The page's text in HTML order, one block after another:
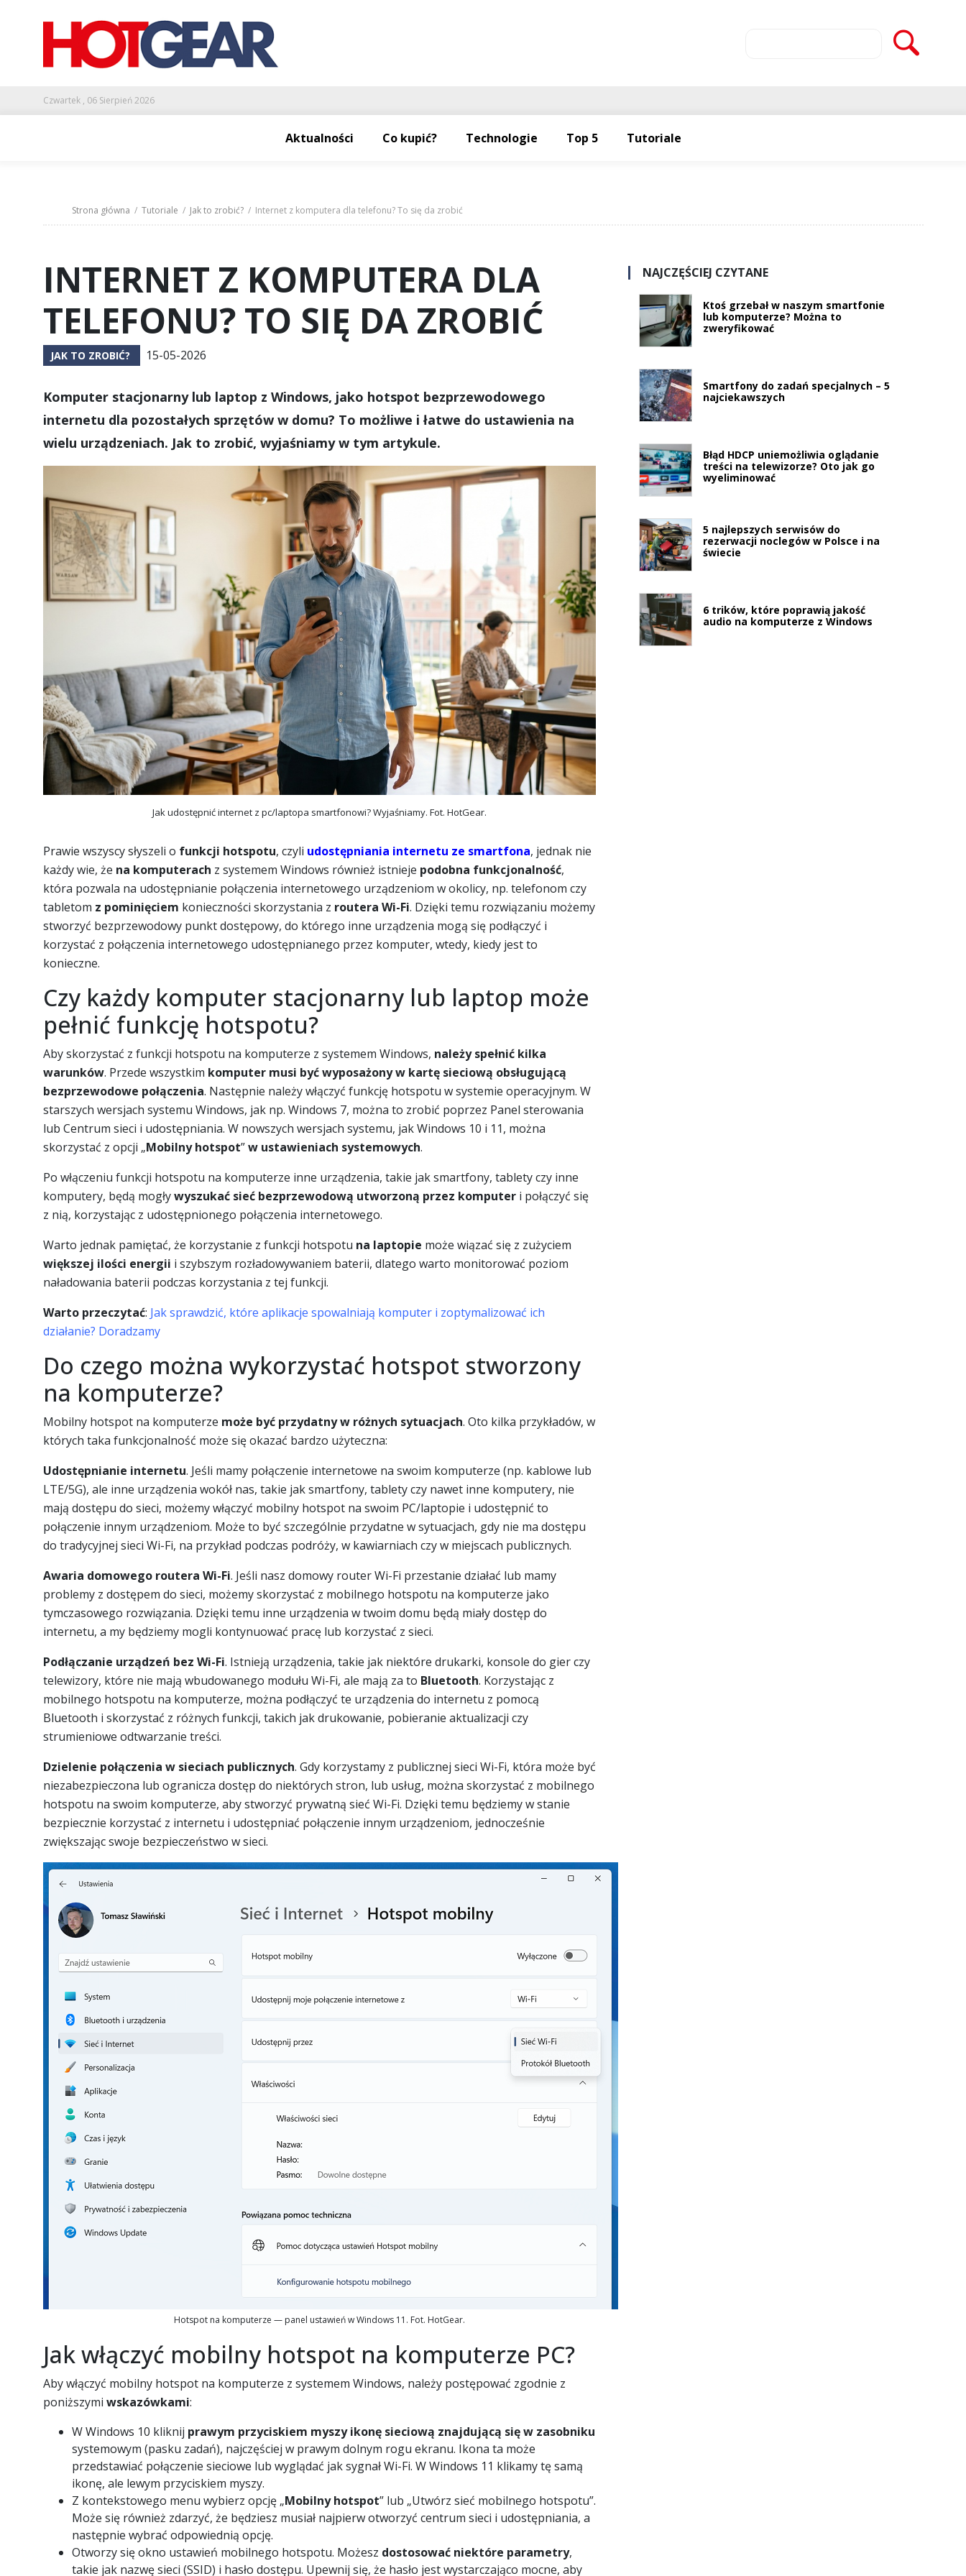
Czwartek , 06 Sierpień 2026
Aktualności Co kupić? Technologie Top 5 Tutoriale
Strona główna / Tutoriale / Jak to zrobić?/ Internet z komputera dla telefonu? To się da zrobić
INTERNET Z KOMPUTERA DLA
TELEFONU? TO SIĘ DA ZROBIĆ
JAK TO ZROBIĆ? 15-05-2026
Komputer stacjonarny lub laptop z Windows, jako hotspot bezprzewodowego
internetu dla pozostałych sprzętów w domu? To możliwe i łatwe do ustawienia na
wielu urządzeniach. Jak to zrobić, wyjaśniamy w tym artykule.
Jak udostępnić internet z pc/laptopa smartfonowi? Wyjaśniamy. Fot. HotGear.
Prawie wszyscy słyszeli o funkcji hotspotu, czyli udostępniania internetu ze smartfona, jednak nie
każdy wie, że na komputerach z systemem Windows również istnieje podobna funkcjonalność,
która pozwala na udostępnianie połączenia internetowego urządzeniom w okolicy, np. telefonom czy
tabletom z pominięciem konieczności skorzystania z routera Wi-Fi. Dzięki temu rozwiązaniu możemy
stworzyć bezprzewodowy punkt dostępowy, do którego inne urządzenia mogą się podłączyć i
korzystać z połączenia internetowego udostępnianego przez komputer, wtedy, kiedy jest to
konieczne.
Czy każdy komputer stacjonarny lub laptop może
pełnić funkcję hotspotu?
Aby skorzystać z funkcji hotspotu na komputerze z systemem Windows, należy spełnić kilka
warunków. Przede wszystkim komputer musi być wyposażony w kartę sieciową obsługującą
bezprzewodowe połączenia. Następnie należy włączyć funkcję hotspotu w systemie operacyjnym. W
starszych wersjach systemu Windows, jak np. Windows 7, można to zrobić poprzez Panel sterowania
lub Centrum sieci i udostępniania. W nowszych wersjach systemu, jak Windows 10 i 11, można
skorzystać z opcji „Mobilny hotspot”w ustawieniach systemowych.
Po włączeniu funkcji hotspotu na komputerze inne urządzenia, takie jak smartfony, tablety czy inne
komputery, będą mogływyszukać sieć bezprzewodową utworzoną przez komputeri połączyć się
z nią, korzystając z udostępnionego połączenia internetowego.
Warto jednak pamiętać, że korzystanie z funkcji hotspotu na laptopie może wiązać się z zużyciem
większej ilości energii i szybszym rozładowywaniem baterii, dlatego warto monitorować poziom
naładowania baterii podczas korzystania z tej funkcji.
Warto przeczytać: Jak sprawdzić, które aplikacje spowalniają komputer i zoptymalizować ich
działanie? Doradzamy
Do czego można wykorzystać hotspot stworzony
na komputerze?
Mobilny hotspot na komputerze może być przydatny w różnych sytuacjach. Oto kilka przykładów, w
których taka funkcjonalność może się okazać bardzo użyteczna:
Udostępnianie internetu. Jeśli mamy połączenie internetowe na swoim komputerze (np. kablowe lub
LTE/5G), ale inne urządzenia wokół nas, takie jak smartfony, tablety czy nawet inne komputery, nie
mają dostępu do sieci, możemy włączyć mobilny hotspot na swoim PC/laptopie i udostępnić to
połączenie innym urządzeniom. Może to być szczególnie przydatne w sytuacjach, gdy nie ma dostępu
do tradycyjnej sieci Wi-Fi, na przykład podczas podróży, w kawiarniach czy w miejscach publicznych.
Awaria domowego routera Wi-Fi. Jeśli nasz domowy router Wi-Fi przestanie działać lub mamy
problemy z dostępem do sieci, możemy skorzystać z mobilnego hotspotu na komputerze jako
tymczasowego rozwiązania. Dzięki temu inne urządzenia w twoim domu będą miały dostęp do
internetu, a my będziemy mogli kontynuować pracę lub korzystać z sieci.
Podłączanie urządzeń bez Wi-Fi. Istnieją urządzenia, takie jak niektóre drukarki, konsole do gier czy
telewizory, które nie mają wbudowanego modułu Wi-Fi, ale mają za to Bluetooth. Korzystając z
mobilnego hotspotu na komputerze, można podłączyć te urządzenia do internetu z pomocą
Bluetooth i skorzystać z różnych funkcji, takich jak drukowanie, pobieranie aktualizacji czy
strumieniowe odtwarzanie treści.
Dzielenie połączenia w sieciach publicznych. Gdy korzystamy z publicznej sieci Wi-Fi, która może być
niezabezpieczona lub ogranicza dostęp do niektórych stron, lub usług, można skorzystać z mobilnego
hotspotu na swoim komputerze, aby stworzyć prywatną sieć Wi-Fi. Dzięki temu będziemy w stanie
bezpiecznie korzystać z internetu i udostępniać połączenie innym urządzeniom, jednocześnie
zwiększając swoje bezpieczeństwo w sieci.
Hotspot na komputerze — panel ustawień w Windows 11. Fot. HotGear.
Jak włączyć mobilny hotspot na komputerze PC?
Aby włączyć mobilny hotspot na komputerze z systemem Windows, należy postępować zgodnie z
poniższymi wskazówkami:
W Windows 10 kliknij prawym przyciskiem myszy ikonę sieciową znajdującą się w zasobniku
systemowym (pasku zadań), najczęściej w prawym dolnym rogu ekranu. Ikona ta może
przedstawiać połączenie sieciowe lub wyglądać jak sygnał Wi-Fi. W Windows 11 klikamy tę samą
ikonę, ale lewym przyciskiem myszy.
Z kontekstowego menu wybierz opcję „Mobilny hotspot” lub „Utwórz sieć mobilnego hotspotu”.
Może się również zdarzyć, że będziesz musiał najpierw otworzyć centrum sieci i udostępniania, a
następnie wybrać odpowiednią opcję.
Otworzy się okno ustawień mobilnego hotspotu. Możesz dostosować niektóre parametry,
takie jak nazwę sieci (SSID) i hasło dostępu. Upewnij się, że hasło jest wystarczająco mocne, aby
NAJCZĘŚCIEJ CZYTANE
Ktoś grzebał w naszym smartfonie
lub komputerze? Można to
zweryfikować
Smartfony do zadań specjalnych – 5
najciekawszych
Błąd HDCP uniemożliwia oglądanie
treści na telewizorze? Oto jak go
wyeliminować
5 najlepszych serwisów do
rezerwacji noclegów w Polsce i na
świecie
6 trików, które poprawią jakość
audio na komputerze z Windows